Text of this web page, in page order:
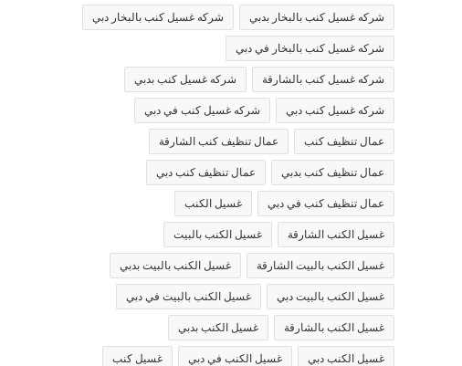
شركه غسيل كنب بالبخار بدبي شركه غسيل كنب بالبخار دبي
شركه غسيل كنب بالبخار في دبي
شركه غسيل كنب بالشارقة شركه غسيل كنب بدبي
شركه غسيل كنب دبي شركه غسيل كنب في دبي
عمال تنظيف كنب عمال تنظيف كنب الشارقة
عمال تنظيف كنب بدبي عمال تنظيف كنب دبي
عمال تنظيف كنب في دبي غسيل الكنب
غسيل الكنب الشارقة غسيل الكنب بالبيت
غسيل الكنب بالبيت الشارقة غسيل الكنب بالبيت بدبي
غسيل الكنب بالبيت دبي غسيل الكنب بالبيت في دبي
غسيل الكنب بالشارقة غسيل الكنب بدبي
غسيل الكنب دبي غسيل الكنب في دبي غسيل كنب